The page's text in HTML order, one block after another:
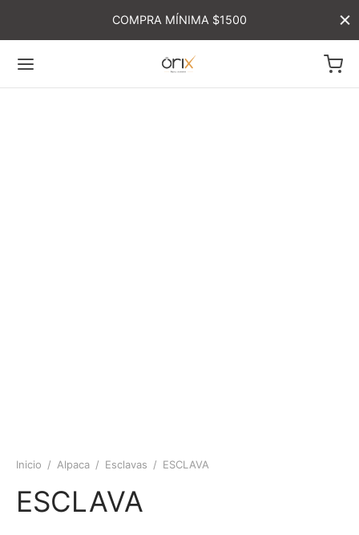
COMPRA MÍNIMA $1500
Inicio / Alpaca / Esclavas / ESCLAVA
ESCLAVA